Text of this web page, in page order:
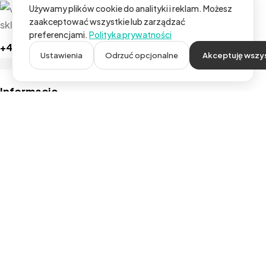
sklep@waan.co
+48 792 426 111
Informacje
Używamy plików cookie do analityki i reklam. Możesz
zaakceptować wszystkie lub zarządzać
preferencjami. Polityka prywatności
Ustawienia Odrzuć opcjonalne Akceptuję